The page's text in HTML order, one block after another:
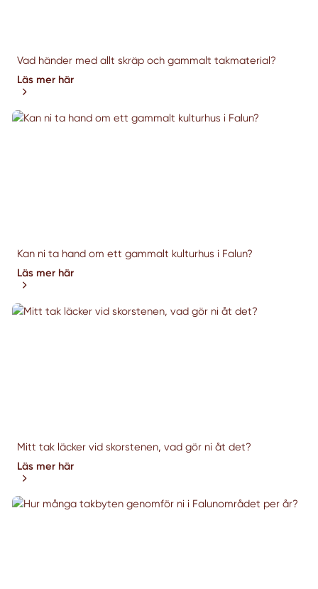
Vad händer med allt skräp och gammalt takmaterial?
Läs mer här
Kan ni ta hand om ett gammalt kulturhus i Falun?
Läs mer här
Mitt tak läcker vid skorstenen, vad gör ni åt det?
Läs mer här